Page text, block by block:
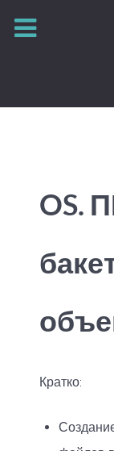
OS.
Кратко: